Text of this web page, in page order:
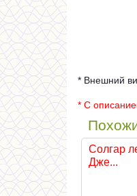
* Внешний
* С
Солгар
Дже...